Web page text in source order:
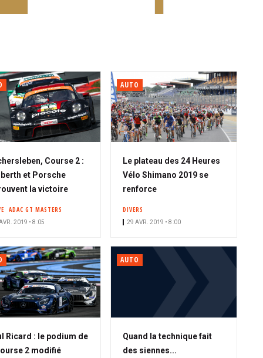
Course 2 :
et Porsche
la victoire
ADAC GT MASTERS
2019 • 8:05
AUTO
Le plateau des 24 Heures
Vélo Shimano 2019 se
renforce
DIVERS
29 AVR. 2019 • 8:00
Ricard : le podium de
2 modifié
AUTO
Quand la technique fait
des siennes...